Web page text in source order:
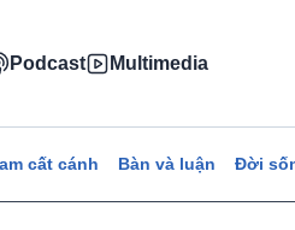
Podcast Multimedia
cất cánh Bàn và luận Đời